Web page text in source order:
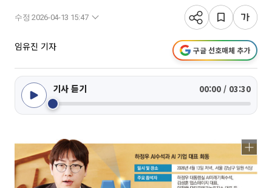
수정 2026-04-13 15:47
임유진 기자 구글 선호매체 추가
기사 듣기 00:00 / 03:30